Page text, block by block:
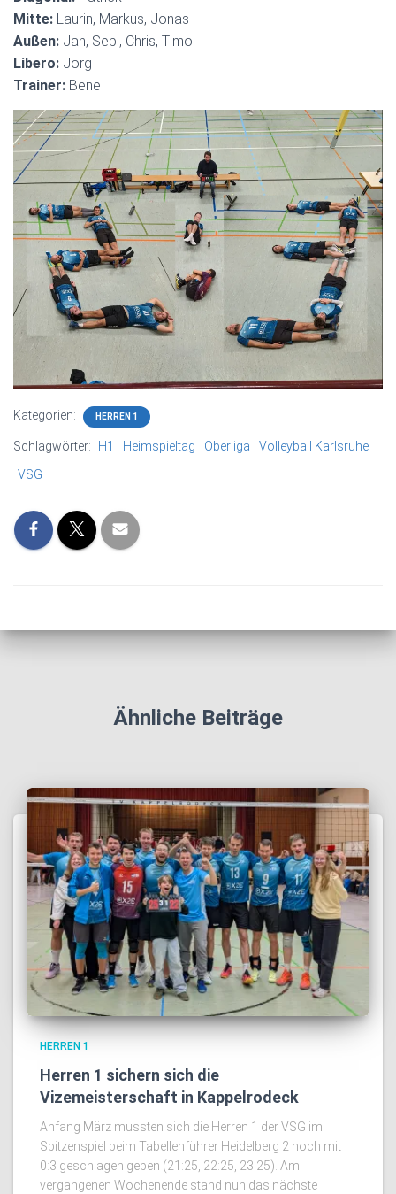
Mitte: Laurin, Markus, Jonas
Außen: Jan, Sebi, Chris, Timo
Libero: Jörg
Trainer: Bene
Kategorien: HERREN 1
Schlagwörter: H1 Heimspieltag Oberliga
Volleyball Karlsruhe
VSG
Ähnliche Beiträge
HERREN 1
Herren 1 sichern sich die
Vizemeisterschaft in Kappelrodeck
Anfang März mussten sich die Herren 1 der VSG im
Spitzenspiel beim Tabellenführer Heidelberg 2 noch mit
0:3 geschlagen geben (21:25, 22:25, 23:25). Am
vergangenen Wochenende stand nun das nächste